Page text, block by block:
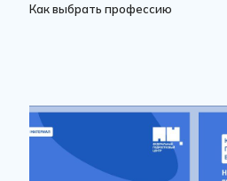
Как выбрать профессию